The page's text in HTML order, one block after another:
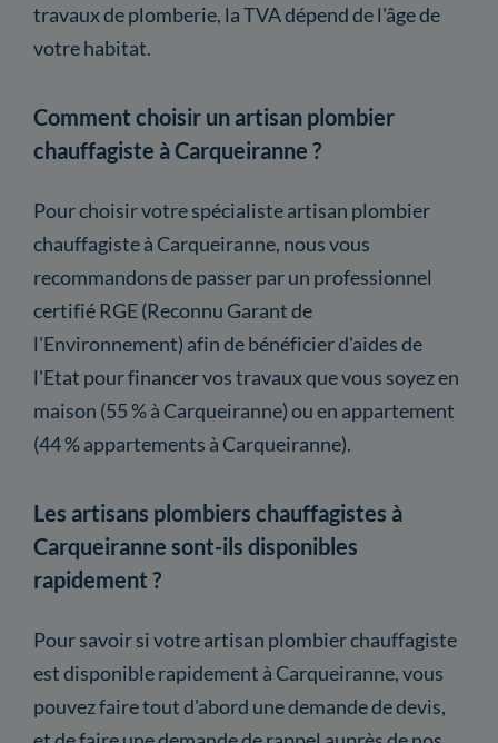
travaux de plomberie, la TVA dépend de l'âge de
votre habitat.
Comment choisir un artisan plombier
chauffagiste à Carqueiranne ?
Pour choisir votre spécialiste artisan plombier
chauffagiste à Carqueiranne, nous vous
recommandons de passer par un professionnel
certifié RGE (Reconnu Garant de
l'Environnement) afin de bénéficier d'aides de
l'Etat pour financer vos travaux que vous soyez en
maison (55 % à Carqueiranne) ou en appartement
(44 % appartements à Carqueiranne).
Les artisans plombiers chauffagistes à
Carqueiranne sont-ils disponibles
rapidement ?
Pour savoir si votre artisan plombier chauffagiste
est disponible rapidement à Carqueiranne, vous
pouvez faire tout d'abord une demande de devis,